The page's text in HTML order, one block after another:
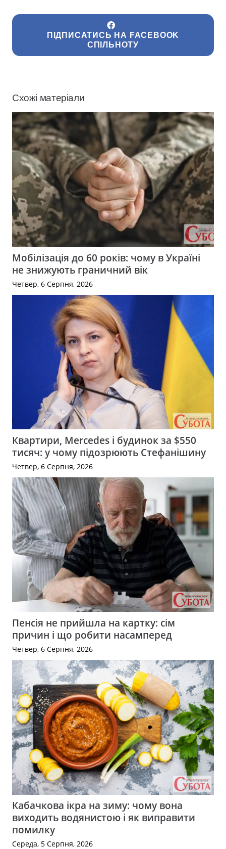
ПІДПИСАТИСЬ НА FACEBOOK
СПІЛЬНОТУ
Схожі матеріали
Мобілізація до 60 років: чому в Україні
не знижують граничний вік
Четвер, 6 Серпня, 2026
Квартири, Mercedes і будинок за $550
тисяч: у чому підозрюють Стефанішину
Четвер, 6 Серпня, 2026
Пенсія не прийшла на картку: сім
причин і що робити насамперед
Четвер, 6 Серпня, 2026
Кабачкова ікра на зиму: чому вона
виходить водянистою і як виправити
помилку
Середа, 5 Серпня, 2026